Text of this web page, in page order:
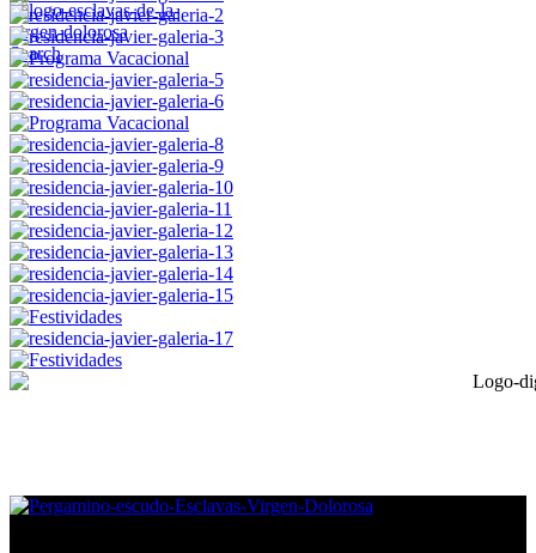
Search